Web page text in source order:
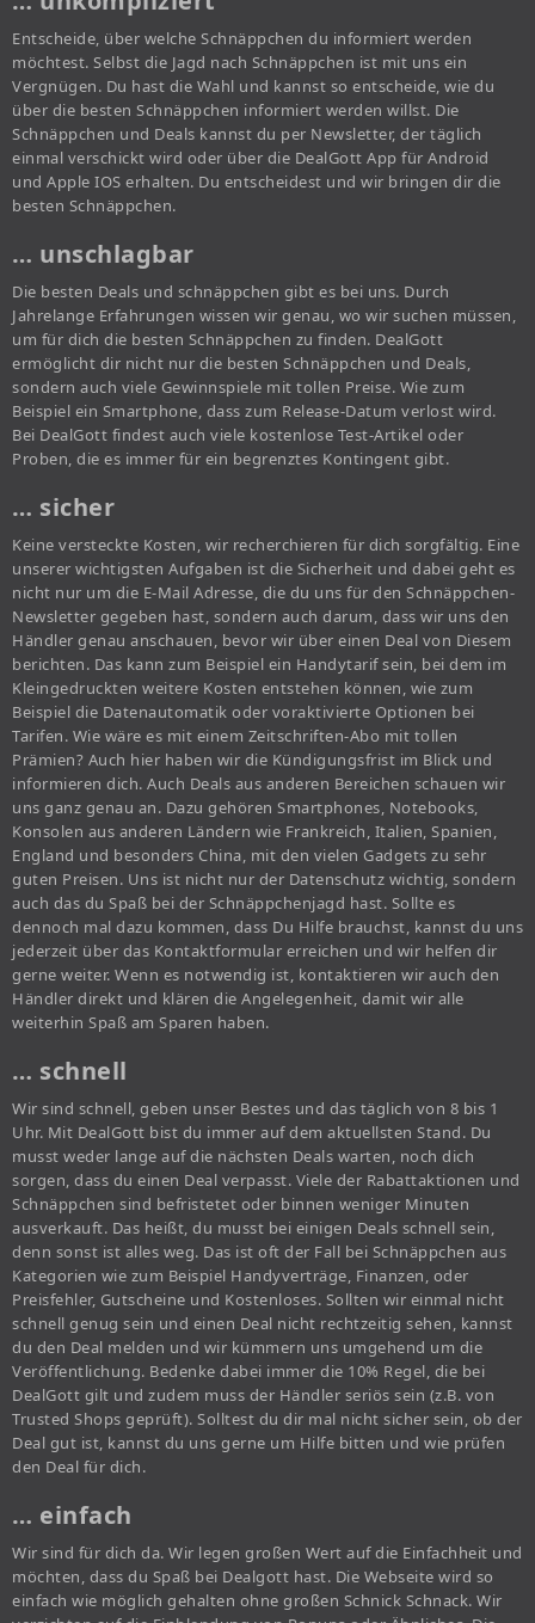
Entscheide, über welche Schnäppchen du informiert werden
möchtest. Selbst die Jagd nach Schnäppchen ist mit uns ein
Vergnügen. Du hast die Wahl und kannst so entscheide, wie du
über die besten Schnäppchen informiert werden willst. Die
Schnäppchen und Deals kannst du per Newsletter, der täglich
einmal verschickt wird oder über die DealGott App für Android
und Apple IOS erhalten. Du entscheidest und wir bringen dir die
besten Schnäppchen.
… unschlagbar
Die besten Deals und schnäppchen gibt es bei uns. Durch
Jahrelange Erfahrungen wissen wir genau, wo wir suchen müssen,
um für dich die besten Schnäppchen zu finden. DealGott
ermöglicht dir nicht nur die besten Schnäppchen und Deals,
sondern auch viele Gewinnspiele mit tollen Preise. Wie zum
Beispiel ein Smartphone, dass zum Release-Datum verlost wird.
Bei DealGott findest auch viele kostenlose Test-Artikel oder
Proben, die es immer für ein begrenztes Kontingent gibt.
… sicher
Keine versteckte Kosten, wir recherchieren für dich sorgfältig. Eine
unserer wichtigsten Aufgaben ist die Sicherheit und dabei geht es
nicht nur um die E-Mail Adresse, die du uns für den Schnäppchen-
Newsletter gegeben hast, sondern auch darum, dass wir uns den
Händler genau anschauen, bevor wir über einen Deal von Diesem
berichten. Das kann zum Beispiel ein Handytarif sein, bei dem im
Kleingedruckten weitere Kosten entstehen können, wie zum
Beispiel die Datenautomatik oder voraktivierte Optionen bei
Tarifen. Wie wäre es mit einem Zeitschriften-Abo mit tollen
Prämien? Auch hier haben wir die Kündigungsfrist im Blick und
informieren dich. Auch Deals aus anderen Bereichen schauen wir
uns ganz genau an. Dazu gehören Smartphones, Notebooks,
Konsolen aus anderen Ländern wie Frankreich, Italien, Spanien,
England und besonders China, mit den vielen Gadgets zu sehr
guten Preisen. Uns ist nicht nur der Datenschutz wichtig, sondern
auch das du Spaß bei der Schnäppchenjagd hast. Sollte es
dennoch mal dazu kommen, dass Du Hilfe brauchst, kannst du uns
jederzeit über das Kontaktformular erreichen und wir helfen dir
gerne weiter. Wenn es notwendig ist, kontaktieren wir auch den
Händler direkt und klären die Angelegenheit, damit wir alle
weiterhin Spaß am Sparen haben.
… schnell
Wir sind schnell, geben unser Bestes und das täglich von 8 bis 1
Uhr. Mit DealGott bist du immer auf dem aktuellsten Stand. Du
musst weder lange auf die nächsten Deals warten, noch dich
sorgen, dass du einen Deal verpasst. Viele der Rabattaktionen und
Schnäppchen sind befristetet oder binnen weniger Minuten
ausverkauft. Das heißt, du musst bei einigen Deals schnell sein,
denn sonst ist alles weg. Das ist oft der Fall bei Schnäppchen aus
Kategorien wie zum Beispiel Handyverträge, Finanzen, oder
Preisfehler, Gutscheine und Kostenloses. Sollten wir einmal nicht
schnell genug sein und einen Deal nicht rechtzeitig sehen, kannst
du den Deal melden und wir kümmern uns umgehend um die
Veröffentlichung. Bedenke dabei immer die 10% Regel, die bei
DealGott gilt und zudem muss der Händler seriös sein (z.B. von
Trusted Shops geprüft). Solltest du dir mal nicht sicher sein, ob der
Deal gut ist, kannst du uns gerne um Hilfe bitten und wie prüfen
den Deal für dich.
… einfach
Wir sind für dich da. Wir legen großen Wert auf die Einfachheit und
möchten, dass du Spaß bei Dealgott hast. Die Webseite wird so
einfach wie möglich gehalten ohne großen Schnick Schnack. Wir